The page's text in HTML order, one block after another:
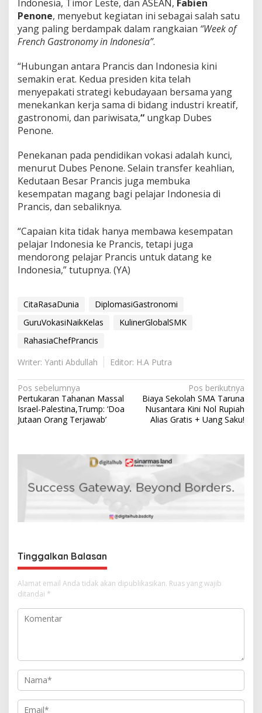
Indonesia, Timor Leste, dan ASEAN, Fabien
Penone, menyebut kegiatan ini sebagai salah satu
yang paling berdampak dalam rangkaian “Week of
French Gastronomy in Indonesia”.
“Hubungan antara Prancis dan Indonesia kini
semakin erat. Kedua presiden kita telah
menyepakati strategi kebudayaan bersama yang
menekankan kerja sama di bidang industri kreatif,
gastronomi, dan pariwisata,“ ungkap Dubes
Penone.
Penekanan pada pendidikan vokasi adalah kunci,
menurut Dubes Penone. Selain transfer keahlian,
Kedutaan Besar Prancis juga membuka
kesempatan magang bagi pelajar Indonesia di
Prancis, dan sebaliknya.
“Capaian kita tidak hanya membawa kesempatan
pelajar Indonesia ke Prancis, tetapi juga
mendorong pelajar Prancis untuk datang ke
Indonesia,” tutupnya. (YA)
CitaRasaDunia
DiplomasiGastronomi
GuruVokasiNaikKelas
KulinerGlobalSMK
RahasiaChefPrancis
Writer: Yanti Abdullah
Editor: H.A Putra
N
a
v
g
p
s
Pos sebelumnya
Pertukaran Tahanan Massal
Israel-Palestina,Trump: ‘Doa
Jutaan Orang Terjawab’
Pos berikutnya
Biaya Sekolah SMA Taruna
Nusantara Kini Nol Rupiah
Alias Gratis + Uang Saku!
Tinggalkan Balasan
Alamat email Anda tidak akan dipublikasikan. Ruas yang wajib
ditandai *